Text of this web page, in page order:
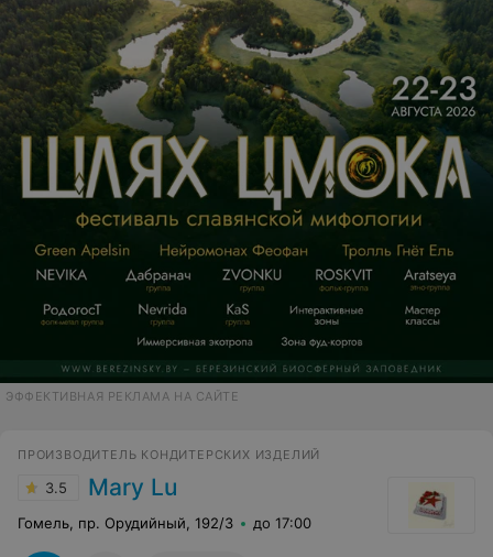
ЭФФЕКТИВНАЯ РЕКЛАМА НА САЙТЕ
ПРОИЗВОДИТЕЛЬ КОНДИТЕРСКИХ ИЗДЕЛИЙ
3.5 Mary Lu
Гомель, пр. Орудийный, 192/3 до 17:00